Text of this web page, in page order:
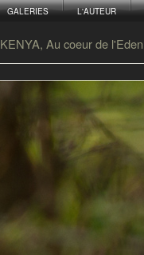
GALERIES L'AUTEUR
KENYA, Au coeur de l'Eden